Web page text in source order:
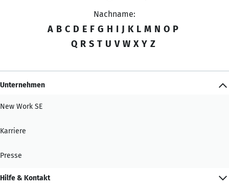
Nachname:
A B C D E F G H I J K L M N O P
Q R S T U V W X Y Z
Unternehmen
New Work SE
Karriere
Presse
Hilfe & Kontakt